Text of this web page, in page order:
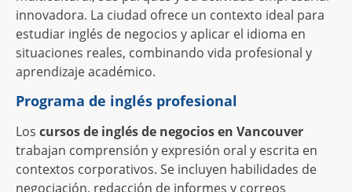
innovadora. La ciudad ofrece un contexto ideal para
estudiar inglés de negocios y aplicar el idioma en
situaciones reales, combinando vida profesional y
aprendizaje académico.
Programa de inglés profesional
Los cursos de inglés de negocios en Vancouver
trabajan comprensión y expresión oral y escrita en
contextos corporativos. Se incluyen habilidades de
negociación, redacción de informes y correos